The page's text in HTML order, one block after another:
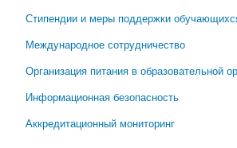
Стипендии и меры поддержки
Международное сотрудничество
Организация питания в образовательной
Информационная безопасность
Аккредитационный мониторинг